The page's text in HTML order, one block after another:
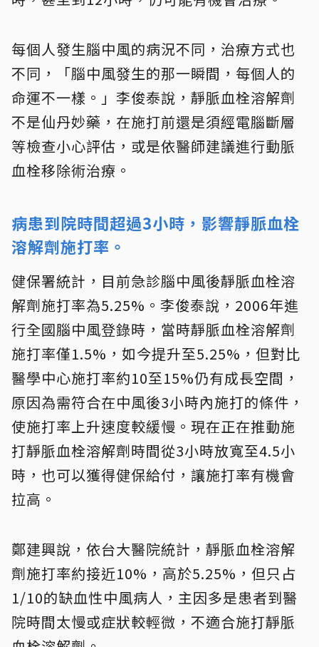
每個人發生腦中風的病況不同，治療方式也
不同，「腦中風發生的那一瞬間，每個人的
命運不一樣。」李俊泰說，靜脈血栓溶解劑
不是仙丹妙藥，在施打前還是須經電腦斷層
等檢查小心評估，或是依醫師建議進行動脈
血栓移除術治療。
病患到院時間超過3小時，影響靜脈血栓
溶解劑施打率。
健保署統計，目前急診腦中風後靜脈血栓溶
解劑施打率為5.25%。李俊泰說，2006年進
行全國腦中風登錄時，當時靜脈血栓溶解劑
施打率僅1.5%，如今提升至5.25%，但對比
醫學中心施打率約10至15%仍有成長空間，
原因為需符合在中風後3小時內施打的條件，
使施打率上升速度較緩慢。現在正在推動施
打靜脈血栓溶解劑時間從3小時放寬至4.5小
時，也可以獲得健保給付，讓施打率有機會
拉高。
鄭建興說，依台大醫院統計，靜脈血栓溶解
劑施打率約接近10%，高於5.25%，但只占
1/10的缺血性中風病人，主因多是患者到醫
院時間太慢或症狀較輕微，不適合施打靜脈